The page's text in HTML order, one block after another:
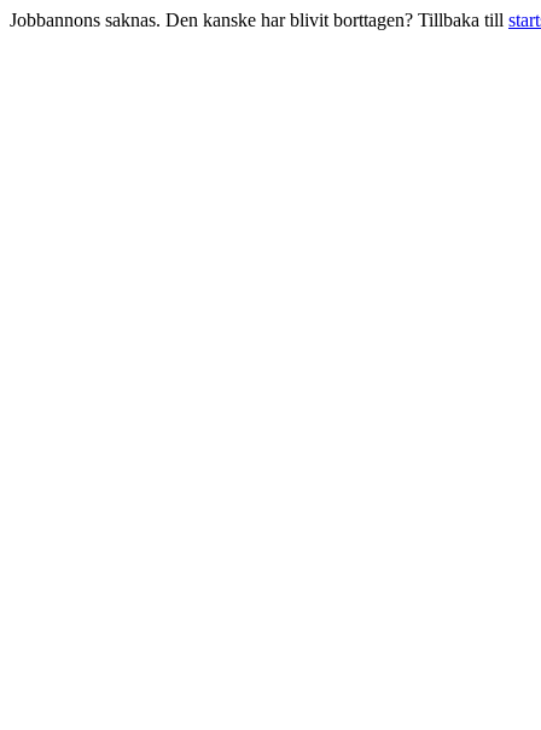
Jobbannons saknas. Den kanske har blivit borttagen? Tillbaka till